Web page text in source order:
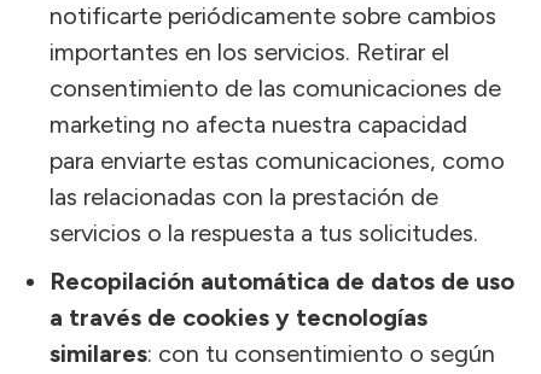
notificarte periódicamente sobre cambios
importantes en los servicios. Retirar el
consentimiento de las comunicaciones de
marketing no afecta nuestra capacidad
para enviarte estas comunicaciones, como
las relacionadas con la prestación de
servicios o la respuesta a tus solicitudes.
Recopilación automática de datos de uso
a través de cookies y tecnologías
similares: con tu consentimiento o según